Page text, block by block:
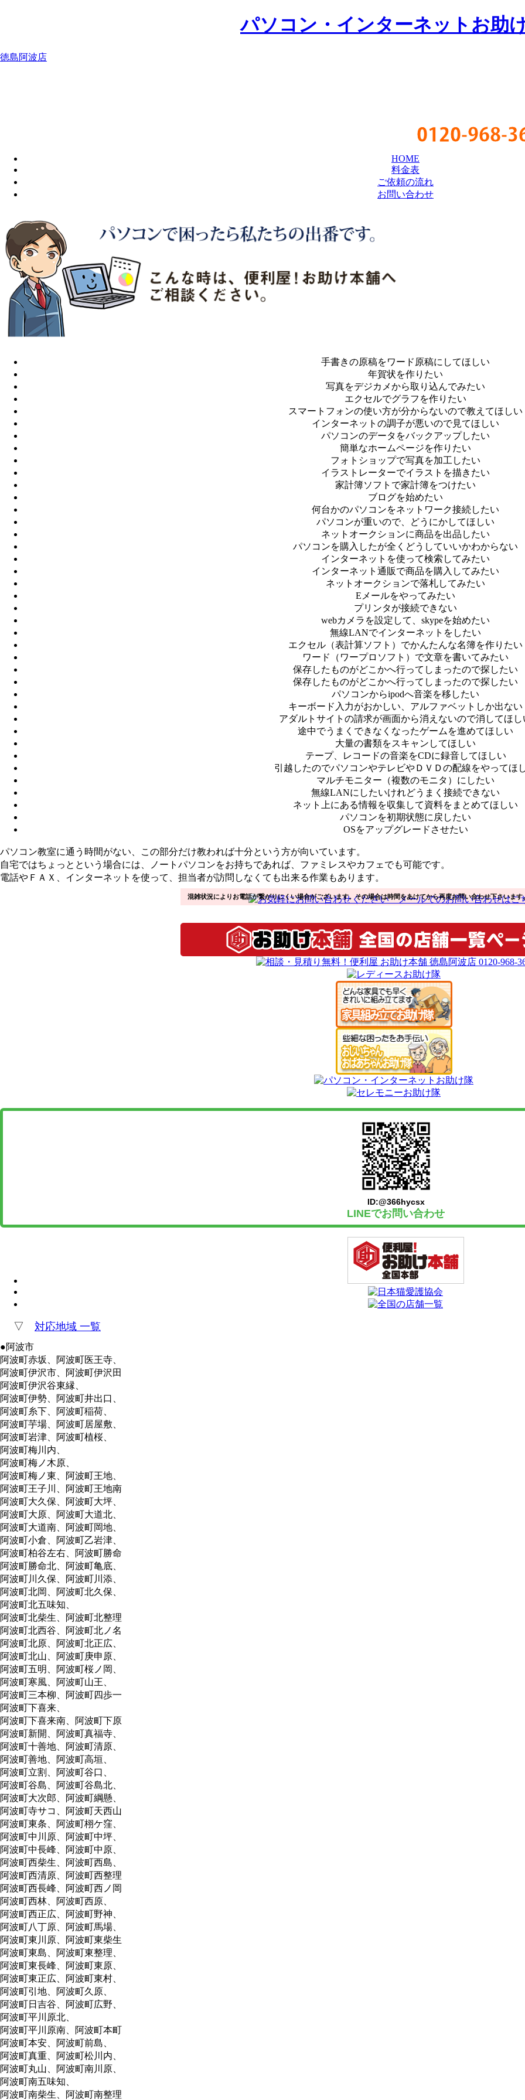
パソコン・インターネットお助
徳島阿波店
0120-968-
HOME
料金表
ご依頼の流れ
お問い合わせ
手書きの原稿をワード原稿にしてほしい
年賀状を作りたい
写真をデジカメから取り込んでみたい
エクセルでグラフを作りたい
スマートフォンの使い方が分からないので教えてほしい
インターネットの調子が悪いので見てほしい
パソコンのデータをバックアップしたい
簡単なホームページを作りたい
フォトショップで写真を加工したい
イラストレーターでイラストを描きたい
家計簿ソフトで家計簿をつけたい
ブログを始めたい
何台かのパソコンをネットワーク接続したい
パソコンが重いので、どうにかしてほしい
ネットオークションに商品を出品したい
パソコンを購入したが全くどうしていいかわからない
インターネットを使って検索してみたい
インターネット通販で商品を購入してみたい
ネットオークションで落札してみたい
Eメールをやってみたい
プリンタが接続できない
webカメラを設定して、skypeを始めたい
無線LANでインターネットをしたい
エクセル（表計算ソフト）でかんたんな名簿を作りたい
ワード（ワープロソフト）で文章を書いてみたい
保存したものがどこかへ行ってしまったので探したい
保存したものがどこかへ行ってしまったので探したい
パソコンからipodへ音楽を移したい
キーボード入力がおかしい、アルファベットしか出ない
アダルトサイトの請求が画面から消えないので消してほし
途中でうまくできなくなったゲームを進めてほしい
大量の書類をスキャンしてほしい
テープ、レコードの音楽をCDに録音してほしい
引越したのでパソコンやテレビやＤＶＤの配線をやってほ
マルチモニター（複数のモニタ）にしたい
無線LANにしたいけれどうまく接続できない
ネット上にある情報を収集して資料をまとめてほしい
パソコンを初期状態に戻したい
OSをアップグレードさせたい
パソコン教室に通う時間がない、この部分だけ教われば十分という方が向いています。
自宅ではちょっとという場合には、ノートパソコンをお持ちであれば、ファミレスやカフェでも可能です。
電話やＦＡＸ、インターネットを使って、担当者が訪問しなくても出来る作業もあります。
混雑状況によりお電話が繋がりにくい場合がございます。その場合は時間をあけてから再度お問い合わせ下さいま
ID:@366hycsx
LINEでお問い合わせ
▽ 対応地域 一覧
●阿波市
阿波町赤坂、阿波町医王寺、
阿波町伊沢市、阿波町伊沢田
阿波町伊沢谷東縁、
阿波町伊勢、阿波町井出口、
阿波町糸下、阿波町稲荷、
阿波町芋場、阿波町居屋敷、
阿波町岩津、阿波町植桜、
阿波町梅川内、
阿波町梅ノ木原、
阿波町梅ノ東、阿波町王地、
阿波町王子川、阿波町王地南
阿波町大久保、阿波町大坪、
阿波町大原、阿波町大道北、
阿波町大道南、阿波町岡地、
阿波町小倉、阿波町乙岩津、
阿波町柏谷左右、阿波町勝命
阿波町勝命北、阿波町亀底、
阿波町川久保、阿波町川添、
阿波町北岡、阿波町北久保、
阿波町北五味知、
阿波町北柴生、阿波町北整理
阿波町北西谷、阿波町北ノ名
阿波町北原、阿波町北正広、
阿波町北山、阿波町庚申原、
阿波町五明、阿波町桜ノ岡、
阿波町寒風、阿波町山王、
阿波町三本柳、阿波町四歩一
阿波町下喜来、
阿波町下喜来南、阿波町下原
阿波町新開、阿波町真福寺、
阿波町十善地、阿波町清原、
阿波町善地、阿波町高垣、
阿波町立割、阿波町谷口、
阿波町谷島、阿波町谷島北、
阿波町大次郎、阿波町綱懸、
阿波町寺サコ、阿波町天西山
阿波町東条、阿波町栩ケ窪、
阿波町中川原、阿波町中坪、
阿波町中長峰、阿波町中原、
阿波町西柴生、阿波町西島、
阿波町西清原、阿波町西整理
阿波町西長峰、阿波町西ノ岡
阿波町西林、阿波町西原、
阿波町西正広、阿波町野神、
阿波町八丁原、阿波町馬場、
阿波町東川原、阿波町東柴生
阿波町東島、阿波町東整理、
阿波町東長峰、阿波町東原、
阿波町東正広、阿波町東村、
阿波町引地、阿波町久原、
阿波町日吉谷、阿波町広野、
阿波町平川原北、
阿波町平川原南、阿波町本町
阿波町本安、阿波町前島、
阿波町真重、阿波町松川内、
阿波町丸山、阿波町南川原、
阿波町南五味知、
阿波町南柴生、阿波町南整理